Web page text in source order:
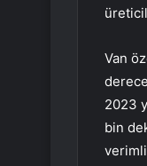
Van
2023
bin